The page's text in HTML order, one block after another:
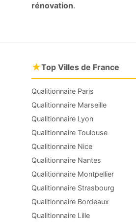
rénovation.
★Top Villes de France
Qualitionnaire Paris
Qualitionnaire Marseille
Qualitionnaire Lyon
Qualitionnaire Toulouse
Qualitionnaire Nice
Qualitionnaire Nantes
Qualitionnaire Montpellier
Qualitionnaire Strasbourg
Qualitionnaire Bordeaux
Qualitionnaire Lille